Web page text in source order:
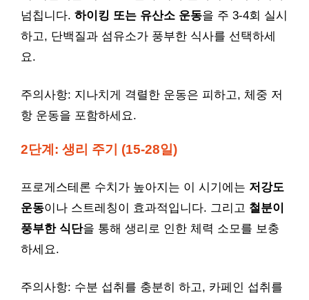
넘칩니다. 하이킹 또는 유산소 운동을 주 3-4회 실시
하고, 단백질과 섬유소가 풍부한 식사를 선택하세
요.
주의사항: 지나치게 격렬한 운동은 피하고, 체중 저
항 운동을 포함하세요.
2단계: 생리 주기 (15-28일)
프로게스테론 수치가 높아지는 이 시기에는 저강도
운동이나 스트레칭이 효과적입니다. 그리고 철분이
풍부한 식단을 통해 생리로 인한 체력 소모를 보충
하세요.
주의사항: 수분 섭취를 충분히 하고, 카페인 섭취를